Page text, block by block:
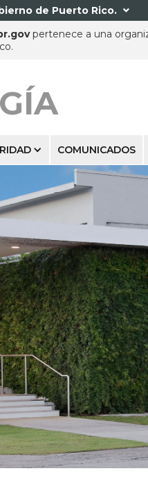
de Puerto Rico. 
pertenece a una
COMUNICADOS